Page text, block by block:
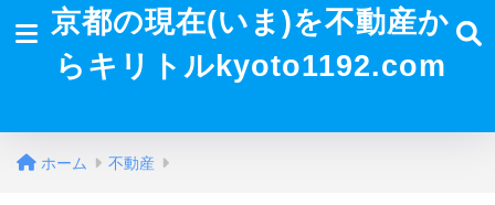
京都の現在(いま)を不動産か
らキリトルkyoto1192.com
ホーム 不動産